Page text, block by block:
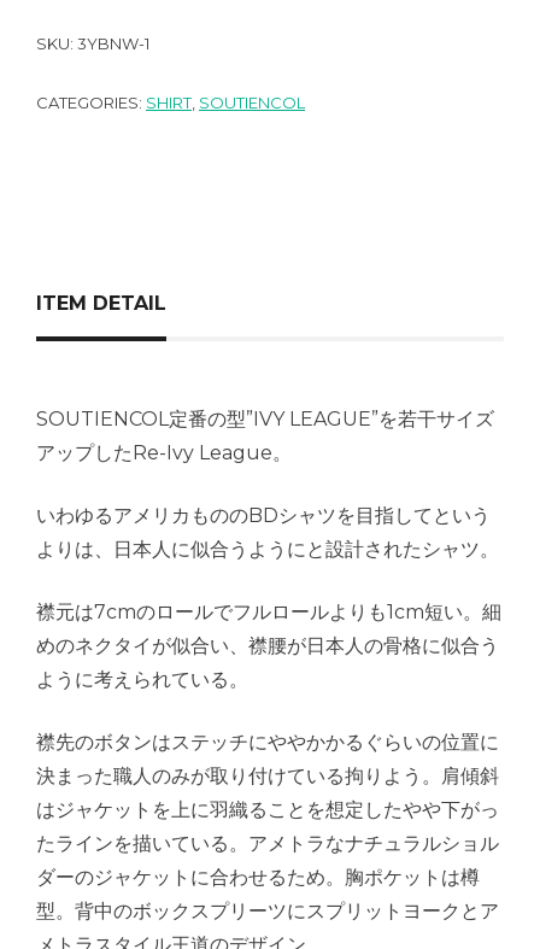
SKU: 3YBNW-1
CATEGORIES: SHIRT, SOUTIENCOL
ITEM DETAIL
SOUTIENCOL定番の型”IVY LEAGUE”を若干サイズ
アップしたRe-Ivy League。
いわゆるアメリカもののBDシャツを目指してという
よりは、日本人に似合うようにと設計されたシャツ。
襟元は7cmのロールでフルロールよりも1cm短い。細
めのネクタイが似合い、襟腰が日本人の骨格に似合う
ように考えられている。
襟先のボタンはステッチにややかかるぐらいの位置に
決まった職人のみが取り付けている拘りよう。肩傾斜
はジャケットを上に羽織ることを想定したやや下がっ
たラインを描いている。アメトラなナチュラルショル
ダーのジャケットに合わせるため。胸ポケットは樽
型。背中のボックスプリーツにスプリットヨークとア